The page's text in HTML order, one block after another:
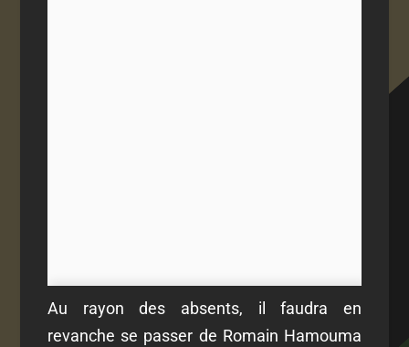
Au rayon des absents, il faudra en
revanche se passer de Romain Hamouma